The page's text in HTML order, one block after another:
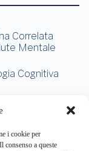
i cookie per
consenso a queste
Correlata
Mentale
Cognitiva